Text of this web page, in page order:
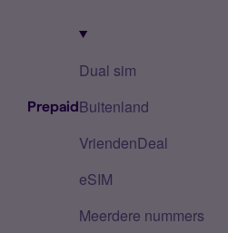
Prepaid
Dual sim
Buitenland
VriendenDeal
eSIM
Meerdere nummers